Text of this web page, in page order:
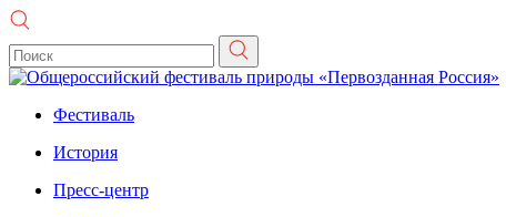
Фестиваль
История
Пресс-центр